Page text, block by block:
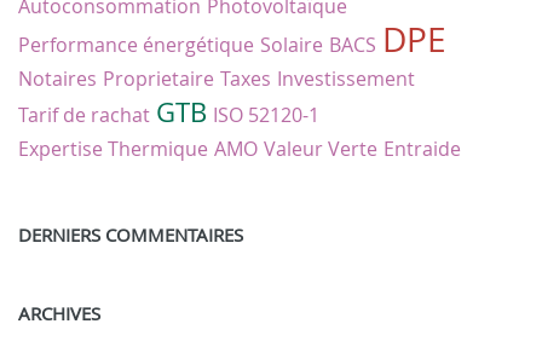
Autoconsommation Photovoltaïque
Performance énergétique Solaire BACS DPE
Notaires Proprietaire Taxes Investissement
Tarif de rachat GTB ISO 52120-1
Expertise Thermique AMO Valeur Verte Entraide
DERNIERS COMMENTAIRES
ARCHIVES